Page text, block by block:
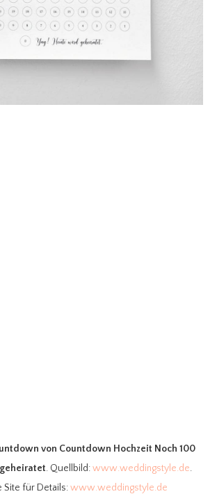
von Countdown Hochzeit Noch 100
. Quellbild:www.weddingstyle.de.
Site für Details:www.weddingstyle.de